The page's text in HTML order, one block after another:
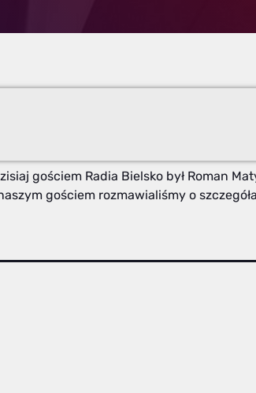
gościem Radia Bielsko był Roman
gościem rozmawialiśmy o